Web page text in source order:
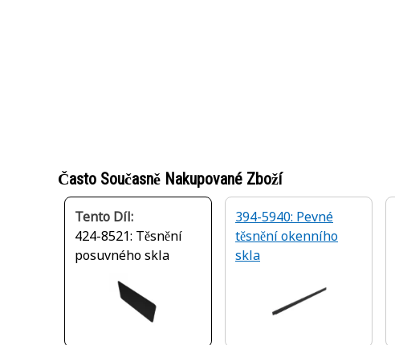
Často Současně Nakupované Zboží
Tento Díl:
424-8521: Těsnění
posuvného skla
394-5940: Pevné
těsnění okenního
skla